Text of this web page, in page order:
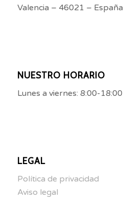
Valencia – 46021 – España
NUESTRO HORARIO
Lunes a viernes: 8:00-18:00
LEGAL
Política de privacidad
Aviso legal